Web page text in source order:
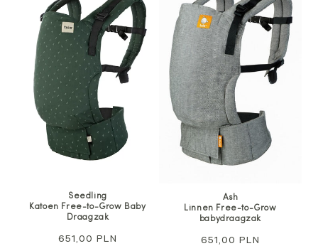
Seedling
Katoen Free-to-Grow Baby
Draagzak
Normale
651,00 PLN
Ash
Linnen Free-to-Grow
babydraagzak
Normale
651,00 PLN